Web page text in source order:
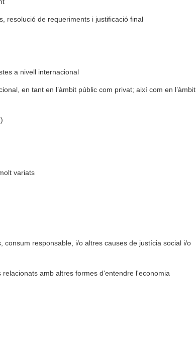
resolució de requeriments i justificació final
a nivell internacional
en tant en l’àmbit públic com privat; així com en l’àmbit
variats
consum responsable, i/o altres causes de justícia social i/o
amb altres formes d'entendre l'economia